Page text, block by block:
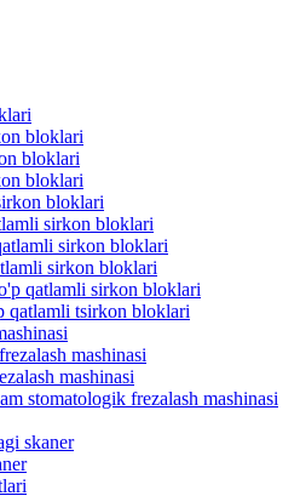
bloklari
bloklari
bloklari
bloklari
sirkon bloklari
sirkon bloklari
sirkon bloklari
qatlamli sirkon bloklari
qatlamli tsirkon bloklari
mashinasi
mashinasi
stomatologik frezalash mashinasi
skaner